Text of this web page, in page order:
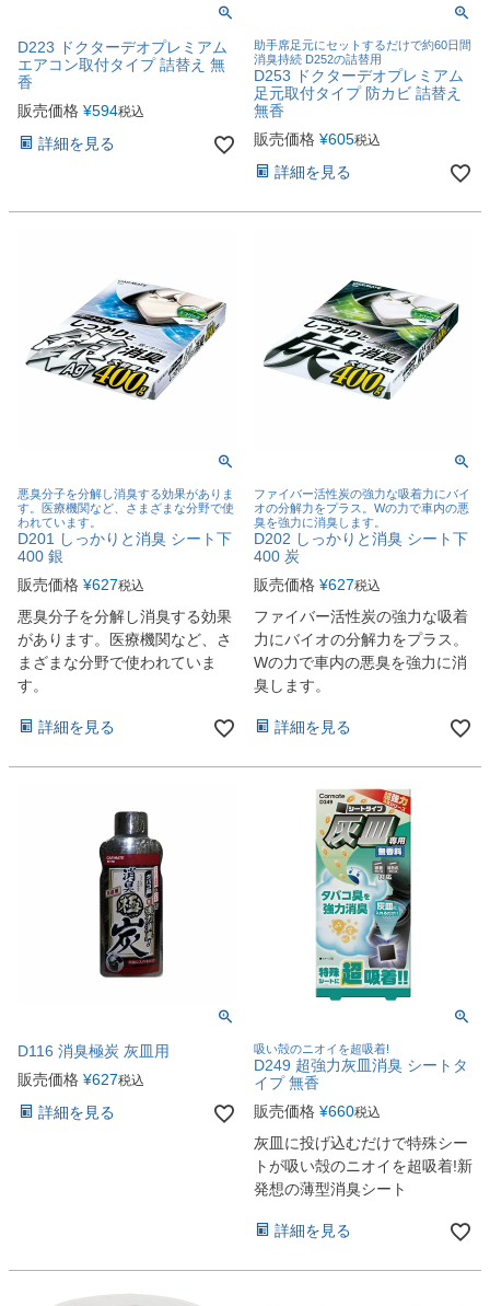
D223 ドクターデオプレミアム
エアコン取付タイプ 詰替え 無
香
販売価格 ¥594税込
詳細を見る
助手席足元にセットするだけで約60日間
消臭持続 D252の詰替用
D253 ドクターデオプレミアム
足元取付タイプ 防カビ 詰替え
無香
販売価格 ¥605税込
詳細を見る
悪臭分子を分解し消臭する効果がありま
す。医療機関など、さまざまな分野で使
われています。
D201 しっかりと消臭 シート下
400 銀
販売価格 ¥627税込
悪臭分子を分解し消臭する効果
があります。医療機関など、さ
まざまな分野で使われていま
す。
詳細を見る
ファイバー活性炭の強力な吸着力にバイ
オの分解力をプラス。Wの力で車内の悪
臭を強力に消臭します。
D202 しっかりと消臭 シート下
400 炭
販売価格 ¥627税込
ファイバー活性炭の強力な吸着
力にバイオの分解力をプラス。
Wの力で車内の悪臭を強力に消
臭します。
詳細を見る
D116 消臭極炭 灰皿用
販売価格 ¥627税込
詳細を見る
吸い殻のニオイを超吸着!
D249 超強力灰皿消臭 シートタ
イプ 無香
販売価格 ¥660税込
灰皿に投げ込むだけで特殊シー
トが吸い殻のニオイを超吸着!新
発想の薄型消臭シート
詳細を見る